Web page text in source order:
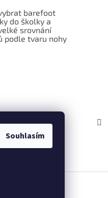
Souhlasím
barefoot
do školky a
srovnání
podle tvaru nohy